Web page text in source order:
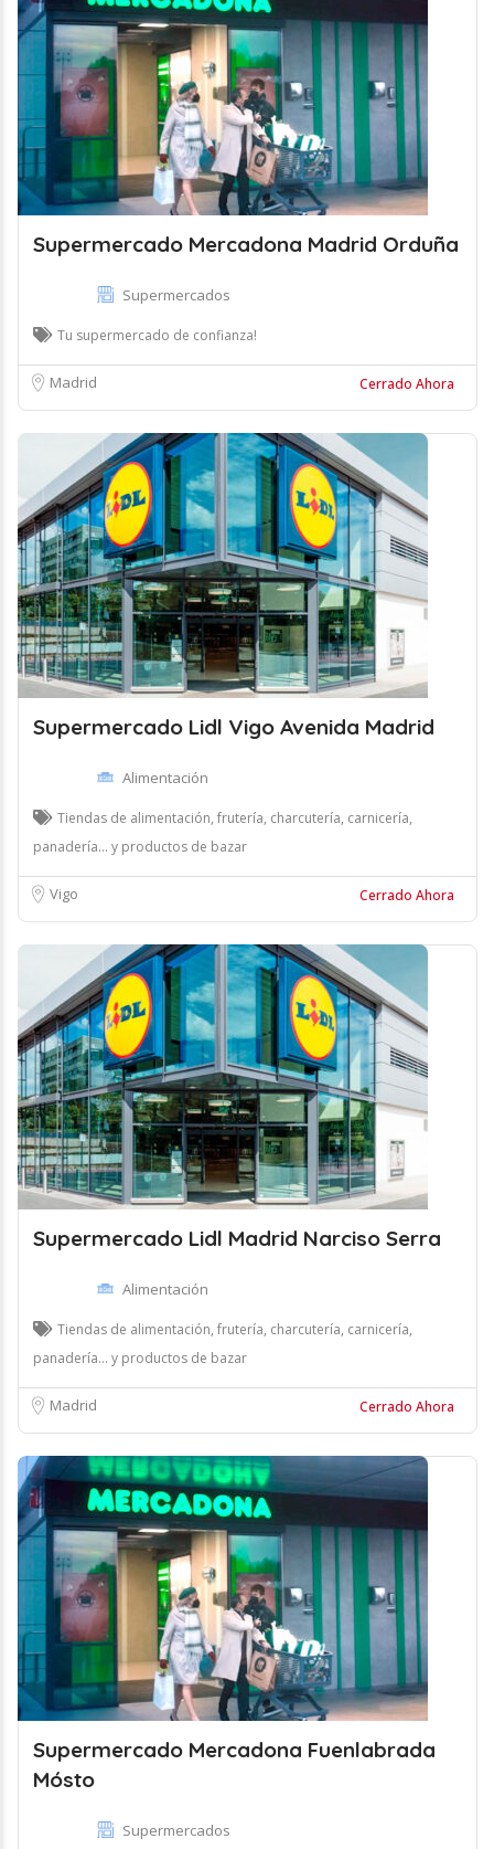
Supermercado Mercadona Madrid Orduña
Supermercados
Tu supermercado de confianza!
Madrid Cerrado Ahora
Supermercado Lidl Vigo Avenida Madrid
Alimentación
Tiendas de alimentación, frutería, charcutería, carnicería,
panadería... y productos de bazar
Vigo Cerrado Ahora
Supermercado Lidl Madrid Narciso Serra
Alimentación
Tiendas de alimentación, frutería, charcutería, carnicería,
panadería... y productos de bazar
Madrid Cerrado Ahora
Supermercado Mercadona Fuenlabrada
Mósto
Supermercados